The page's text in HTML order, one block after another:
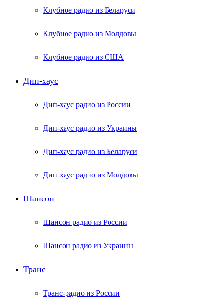
Клубное радио из Беларуси
Клубное радио из Молдовы
Клубное радио из США
Дип-хаус
Дип-хаус радио из России
Дип-хаус радио из Украины
Дип-хаус радио из Беларуси
Дип-хаус радио из Молдовы
Шансон
Шансон радио из России
Шансон радио из Украины
Транс
Транс-радио из России